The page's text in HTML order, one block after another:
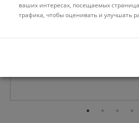
ваших интересах, посещаемых
трафика, чтобы оценивать и улучшать